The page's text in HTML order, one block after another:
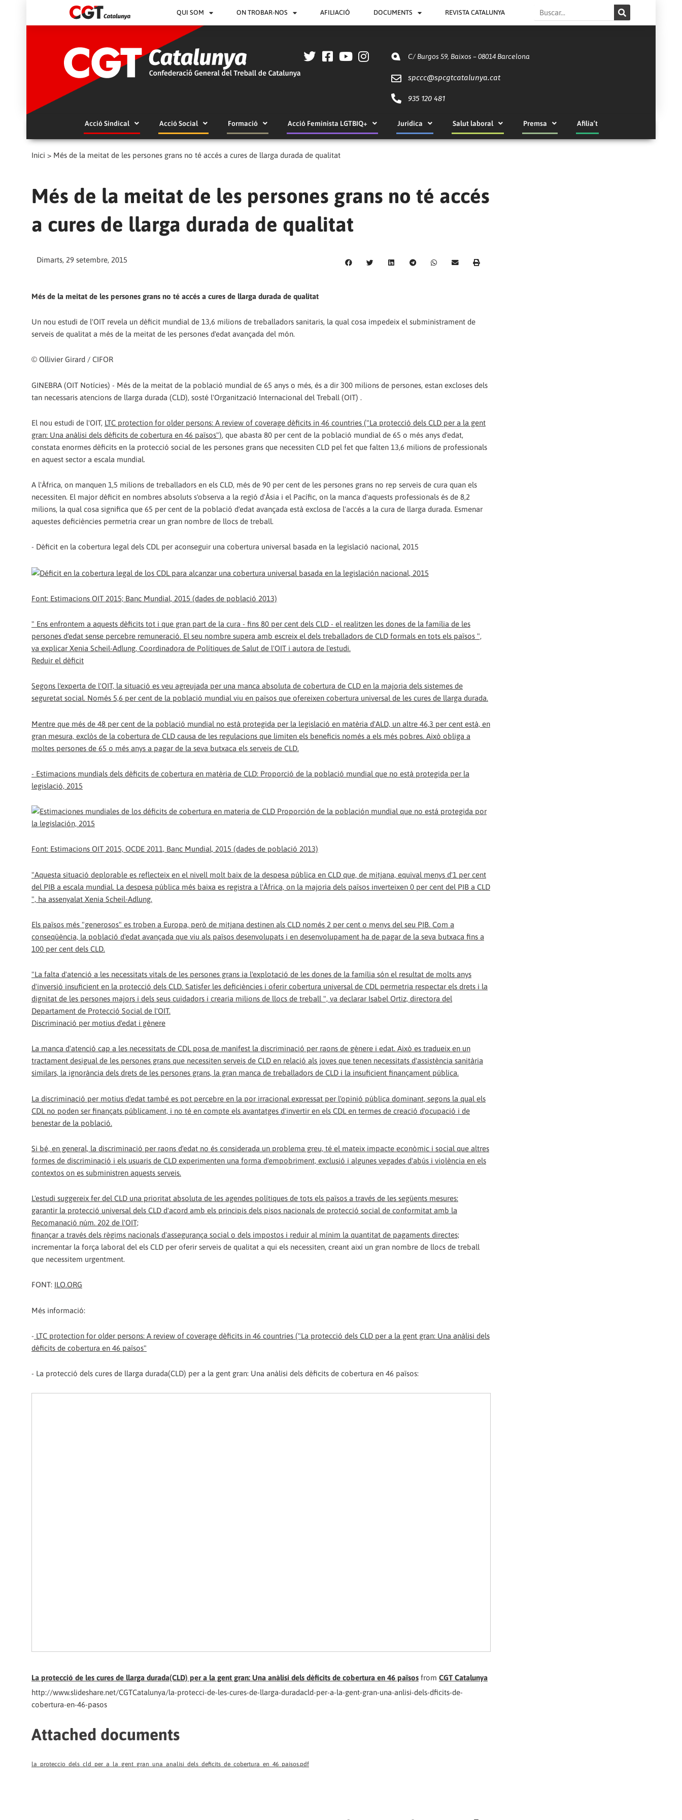
QUI SOM ON TROBAR-NOS AFILIACIÓ DOCUMENTS REVISTA CATALUNYA Search
C/ Burgos 59, Baixos – 08014 Barcelona
spccc@spcgtcatalunya.cat
935 120 481
Acció Sindical Acció Social Formació Acció Feminista LGTBIQ+ Jurídica Salut laboral Premsa Afilia’t
Inici > Més de la meitat de les persones grans no té accés a cures de llarga durada de qualitat
Més de la meitat de les persones grans no té accés
a cures de llarga durada de qualitat
Dimarts, 29 setembre, 2015
Més de la meitat de les persones grans no té accés a cures de llarga durada de qualitat
Un nou estudi de l'OIT revela un dèficit mundial de 13,6 milions de treballadors sanitaris, la qual cosa impedeix el subministrament de
serveis de qualitat a més de la meitat de les persones d'edat avançada del món.
© Ollivier Girard / CIFOR
GINEBRA (OIT Notícies) - Més de la meitat de la població mundial de 65 anys o més, és a dir 300 milions de persones, estan excloses dels
tan necessaris atencions de llarga durada (CLD), sosté l'Organització Internacional del Treball (OIT) .
El nou estudi de l'OIT, LTC protection for older persons: A review of coverage dèficits in 46 countries ("La protecció dels CLD per a la gent
gran: Una anàlisi dels dèficits de cobertura en 46 països"), que abasta 80 per cent de la població mundial de 65 o més anys d'edat,
constata enormes dèficits en la protecció social de les persones grans que necessiten CLD pel fet que falten 13,6 milions de professionals
en aquest sector a escala mundial.
A l'Àfrica, on manquen 1,5 milions de treballadors en els CLD, més de 90 per cent de les persones grans no rep serveis de cura quan els
necessiten. El major dèficit en nombres absoluts s'observa a la regió d'Àsia i el Pacífic, on la manca d'aquests professionals és de 8,2
milions, la qual cosa significa que 65 per cent de la població d'edat avançada està exclosa de l'accés a la cura de llarga durada. Esmenar
aquestes deficiències permetria crear un gran nombre de llocs de treball.
- Dèficit en la cobertura legal dels CDL per aconseguir una cobertura universal basada en la legislació nacional, 2015
Font: Estimacions OIT 2015; Banc Mundial, 2015 (dades de població 2013)
" Ens enfrontem a aquests dèficits tot i que gran part de la cura - fins 80 per cent dels CLD - el realitzen les dones de la família de les
persones d'edat sense percebre remuneració. El seu nombre supera amb escreix el dels treballadors de CLD formals en tots els països ",
va explicar Xenia Scheil-Adlung, Coordinadora de Polítiques de Salut de l'OIT i autora de l'estudi.
Reduir el dèficit
Segons l'experta de l'OIT, la situació es veu agreujada per una manca absoluta de cobertura de CLD en la majoria dels sistemes de
seguretat social. Només 5,6 per cent de la població mundial viu en països que ofereixen cobertura universal de les cures de llarga durada.
Mentre que més de 48 per cent de la població mundial no està protegida per la legislació en matèria d'ALD, un altre 46,3 per cent està, en
gran mesura, exclòs de la cobertura de CLD causa de les regulacions que limiten els beneficis només a els més pobres. Això obliga a
moltes persones de 65 o més anys a pagar de la seva butxaca els serveis de CLD.
- Estimacions mundials dels dèficits de cobertura en matèria de CLD: Proporció de la població mundial que no està protegida per la
legislació, 2015
Font: Estimacions OIT 2015, OCDE 2011, Banc Mundial, 2015 (dades de població 2013)
"Aquesta situació deplorable es reflecteix en el nivell molt baix de la despesa pública en CLD que, de mitjana, equival menys d'1 per cent
del PIB a escala mundial. La despesa pública més baixa es registra a l'Àfrica, on la majoria dels països inverteixen 0 per cent del PIB a CLD
", ha assenyalat Xenia Scheil-Adlung.
Els països més "generosos" es troben a Europa, però de mitjana destinen als CLD només 2 per cent o menys del seu PIB. Com a
conseqüència, la població d'edat avançada que viu als països desenvolupats i en desenvolupament ha de pagar de la seva butxaca fins a
100 per cent dels CLD.
"La falta d'atenció a les necessitats vitals de les persones grans ia l'explotació de les dones de la família són el resultat de molts anys
d'inversió insuficient en la protecció dels CLD. Satisfer les deficiències i oferir cobertura universal de CDL permetria respectar els drets i la
dignitat de les persones majors i dels seus cuidadors i crearia milions de llocs de treball ", va declarar Isabel Ortiz, directora del
Departament de Protecció Social de l'OIT.
Discriminació per motius d'edat i gènere
La manca d'atenció cap a les necessitats de CDL posa de manifest la discriminació per raons de gènere i edat. Això es tradueix en un
tractament desigual de les persones grans que necessiten serveis de CLD en relació als joves que tenen necessitats d'assistència sanitària
similars, la ignorància dels drets de les persones grans, la gran manca de treballadors de CLD i la insuficient finançament pública.
La discriminació per motius d'edat també es pot percebre en la por irracional expressat per l'opinió pública dominant, segons la qual els
CDL no poden ser finançats públicament, i no té en compte els avantatges d'invertir en els CDL en termes de creació d'ocupació i de
benestar de la població.
Si bé, en general, la discriminació per raons d'edat no és considerada un problema greu, té el mateix impacte econòmic i social que altres
formes de discriminació i els usuaris de CLD experimenten una forma d'empobriment, exclusió i algunes vegades d'abús i violència en els
contextos on es subministren aquests serveis.
L'estudi suggereix fer del CLD una prioritat absoluta de les agendes polítiques de tots els països a través de les següents mesures:
garantir la protecció universal dels CLD d'acord amb els principis dels pisos nacionals de protecció social de conformitat amb la
Recomanació núm. 202 de l'OIT;
finançar a través dels règims nacionals d'assegurança social o dels impostos i reduir al mínim la quantitat de pagaments directes;
incrementar la força laboral del els CLD per oferir serveis de qualitat a qui els necessiten, creant així un gran nombre de llocs de treball
que necessitem urgentment.
FONT: ILO.ORG
Més informació:
- LTC protection for older persons: A review of coverage dèficits in 46 countries ("La protecció dels CLD per a la gent gran: Una anàlisi dels
dèficits de cobertura en 46 països"
- La protecció dels cures de llarga durada(CLD) per a la gent gran: Una anàlisi dels dèficits de cobertura en 46 països:
La protecció de les cures de llarga durada(CLD) per a la gent gran: Una anàlisi dels dèficits de cobertura en 46 països from CGT Catalunya
http://www.slideshare.net/CGTCatalunya/la-protecci-de-les-cures-de-llarga-duradacld-per-a-la-gent-gran-una-anlisi-dels-dficits-de-
cobertura-en-46-pasos
Attached documents
la_proteccio_dels_cld_per_a_la_gent_gran_una_analisi_dels_deficits_de_cobertura_en_46_paisos.pdf